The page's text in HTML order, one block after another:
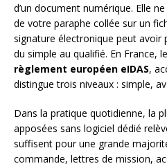
d’un document numérique. Elle
de votre paraphe collée sur un
signature électronique peut avoir
du simple au qualifié. En France,
règlement européen eIDAS,
distingue trois niveaux : simple,
Dans la pratique quotidienne, la
apposées sans logiciel dédié
suffisent pour une grande
commande, lettres de mission,